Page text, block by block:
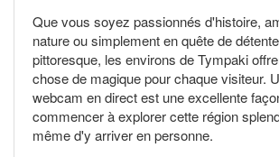
Que vous soyez passionnés d'histoire,
nature ou simplement en quête de
pittoresque, les environs de Tympaki
chose de magique pour chaque visiteur.
webcam en direct est une excellente
commencer à explorer cette région
même d'y arriver en personne.